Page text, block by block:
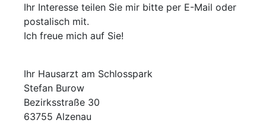
Ihr Interesse teilen Sie mir bitte per E-Mail oder
postalisch mit.
Ich freue mich auf Sie!
Ihr Hausarzt am Schlosspark
Stefan Burow
Bezirksstraße 30
63755 Alzenau